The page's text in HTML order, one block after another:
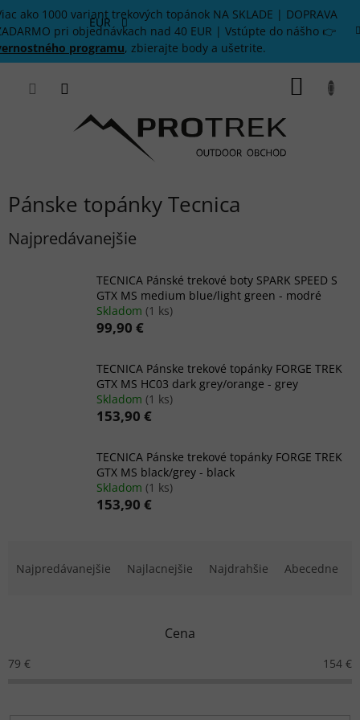
Prejsť
na
obsah
ako 1000 variant trekových topánok NA SKLADE | DOPRAVA
pri objednávkach nad 40 EUR | Vstúpte do nášho 👉
programu, zbierajte body a ušetrite.
EUR
Pánske topánky Tecnica
Najpredávanejšie
TECNICA Pánské trekové boty SPARK SPEED S
GTX MS medium blue/light green - modré
Skladom (1 ks)
99,90 €
TECNICA Pánske trekové topánky FORGE TREK
GTX MS HC03 dark grey/orange - grey
Skladom (1 ks)
153,90 €
TECNICA Pánske trekové topánky FORGE TREK
GTX MS black/grey - black
Skladom (1 ks)
153,90 €
e
p
Najpredávanejšie Najlacnejšie Najdrahšie Abecedne
Cena
79 € 154 €